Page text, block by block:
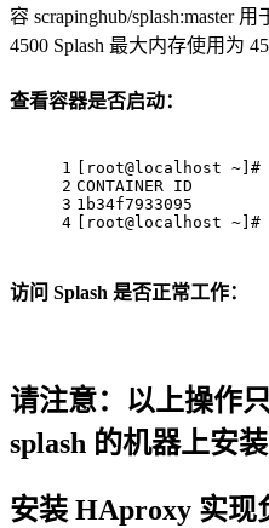
容 scrapinghub/splash:master
4500 Splash 最大内存使用为
查看容器是否启动：
1
2
3
4
root@localhost ~]#
CONTAINER ID
1 b34f7933095
root@localhost ~]#
访问 Splash 是否正常工作：
请注意：以上操作
splash 的机器上安
安装 HAproxy 实现